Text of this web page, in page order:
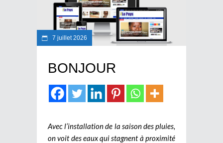
7 juillet 2026
BONJOUR
Avec l’installation de la saison des pluies,
on voit des eaux qui stagnent à proximité